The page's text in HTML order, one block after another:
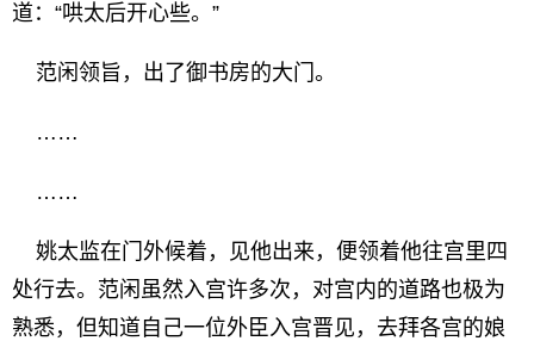
道：“哄太后开心些。”
范闲领旨，出了御书房的大门。
……
……
姚太监在门外候着，见他出来，便领着他往宫里四
处行去。范闲虽然入宫许多次，对宫内的道路也极为
熟悉，但知道自己一位外臣入宫晋见，去拜各宫的娘